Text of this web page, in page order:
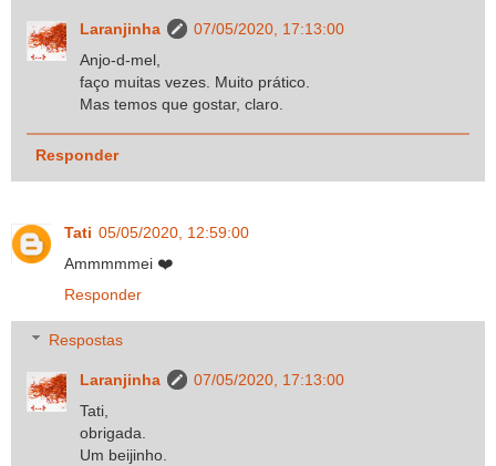
Laranjinha
07/05/2020, 17:13:00
Anjo-d-mel,
faço muitas vezes. Muito prático.
Mas temos que gostar, claro.
Responder
Tati 05/05/2020, 12:59:00
Ammmmmei ❤️
Responder
Respostas
Laranjinha
07/05/2020, 17:13:00
Tati,
obrigada.
Um beijinho.